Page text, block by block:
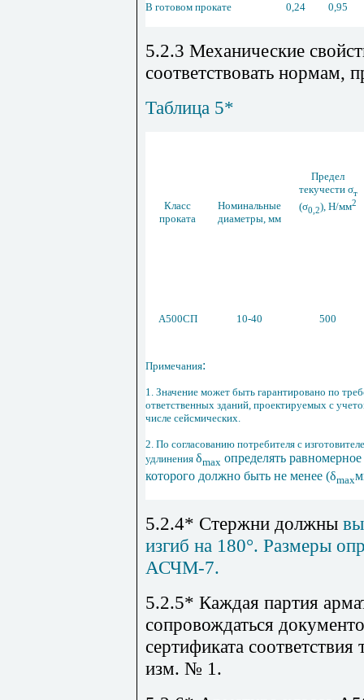
В готовом прокате 0,24 0,95
5.2.3 Механические
соответствовать нормам,
Таблица 5*
Класс
проката
Номинальные
диаметры, мм
Предел
текучести σт
(σ0,2), Н/мм2
А500СП 10-40 500
Примечания:
1. Значение может быть гарантировано по
ответственных зданий, проектируемых с
числе сейсмических.
2. По согласованию потребителя с
удлинения δmах определять
которого должно быть не менее (δmax
5.2.4* Стержни должны
изгиб на 180°. Размеры
АСЧМ-7.
5.2.5* Каждая партия
сопровождаться
сертификата
изм. № 1.